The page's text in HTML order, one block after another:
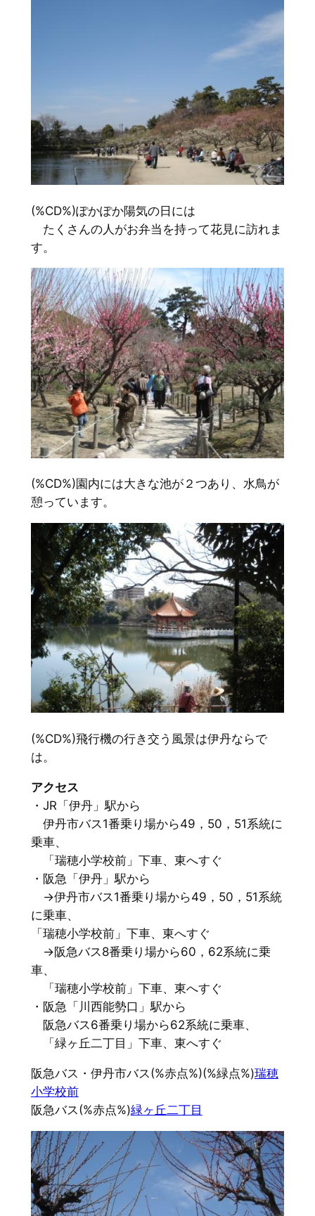
(%CD%)ぽかぽか陽気の日には
たくさんの人がお弁当を持って花見に訪れま
す。
(%CD%)園内には大きな池が２つあり、水鳥が
憩っています。
(%CD%)飛行機の行き交う風景は伊丹ならで
は。
アクセス
・JR「伊丹」駅から
伊丹市バス1番乗り場から49，50，51系統に
乗車、
「瑞穂小学校前」下車、東へすぐ
・阪急「伊丹」駅から
→伊丹市バス1番乗り場から49，50，51系統
に乗車、
「瑞穂小学校前」下車、東へすぐ
→阪急バス8番乗り場から60，62系統に乗
車、
「瑞穂小学校前」下車、東へすぐ
・阪急「川西能勢口」駅から
阪急バス6番乗り場から62系統に乗車、
「緑ヶ丘二丁目」下車、東へすぐ
阪急バス・伊丹市バス(%赤点%)(%緑点%)瑞穂
小学校前
阪急バス(%赤点%)緑ヶ丘二丁目